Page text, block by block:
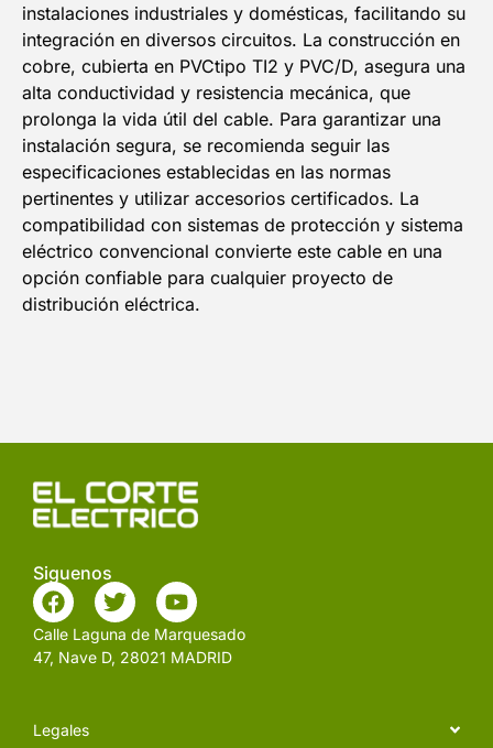
instalaciones industriales y domésticas, facilitando su
integración en diversos circuitos. La construcción en
cobre, cubierta en PVCtipo TI2 y PVC/D, asegura una
alta conductividad y resistencia mecánica, que
prolonga la vida útil del cable. Para garantizar una
instalación segura, se recomienda seguir las
especificaciones establecidas en las normas
pertinentes y utilizar accesorios certificados. La
compatibilidad con sistemas de protección y sistema
eléctrico convencional convierte este cable en una
opción confiable para cualquier proyecto de
distribución eléctrica.
Siguenos
Calle Laguna de Marquesado
47, Nave D, 28021 MADRID
Legales